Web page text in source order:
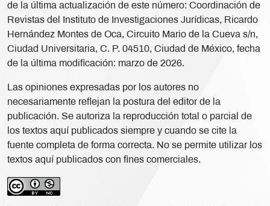
de la última actualización de este número: Coordinación de
Revistas del Instituto de Investigaciones Jurídicas, Ricardo
Hernández Montes de Oca, Circuito Mario de la Cueva s/n,
Ciudad Universitaria, C. P. 04510, Ciudad de México, fecha
de la última modificación: marzo de 2026.
Las opiniones expresadas por los autores no
necesariamente reflejan la postura del editor de la
publicación. Se autoriza la reproducción total o parcial de
los textos aquí publicados siempre y cuando se cite la
fuente completa de forma correcta. No se permite utilizar los
textos aquí publicados con fines comerciales.